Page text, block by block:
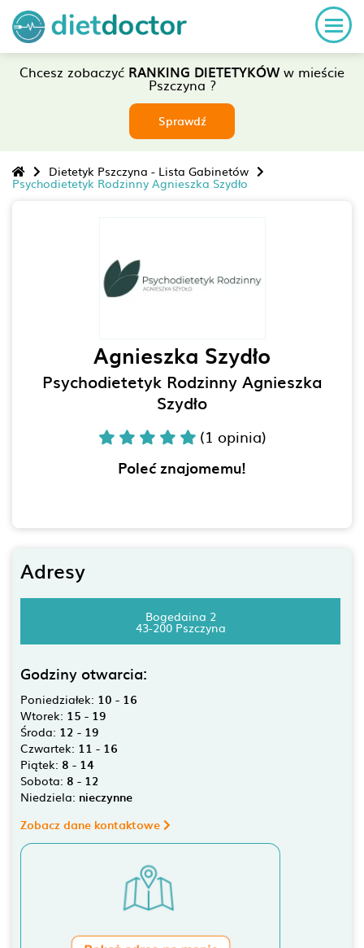
Chcesz zobaczyć RANKING DIETETYKÓWw mieście
Pszczyna ?
Sprawdź
Dietetyk Pszczyna - Lista Gabinetów
Psychodietetyk Rodzinny Agnieszka Szydło
Agnieszka Szydło
Psychodietetyk Rodzinny Agnieszka
Szydło
(1 opinia)
Poleć znajomemu!
Adresy
Bogedaina 2
43-200 Pszczyna
Godziny otwarcia:
Poniedziałek: 10 - 16
Wtorek: 15 - 19
Środa: 12 - 19
Czwartek: 11 - 16
Piątek: 8 - 14
Sobota: 8 - 12
Niedziela: nieczynne
Zobacz dane kontaktowe